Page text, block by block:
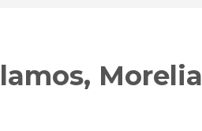
Morelia